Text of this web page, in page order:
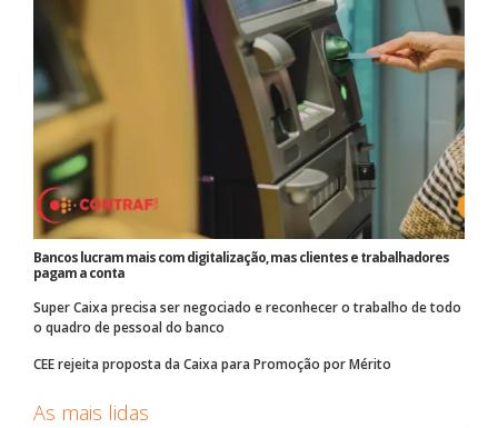
Bancos lucram mais com digitalização, mas clientes e trabalhadores
pagam a conta
Super Caixa precisa ser negociado e reconhecer o trabalho de todo
o quadro de pessoal do banco
CEE rejeita proposta da Caixa para Promoção por Mérito
As mais lidas